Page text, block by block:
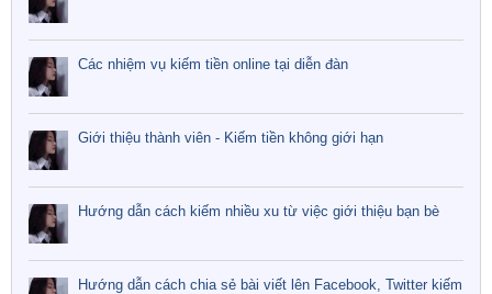
Các nhiệm vụ kiếm tiền online tại diễn đàn
Giới thiệu thành viên - Kiếm tiền không giới hạn
Hướng dẫn cách kiếm nhiều xu từ việc giới thiệu bạn bè
Hướng dẫn cách chia sẻ bài viết lên Facebook, Twitter kiếm